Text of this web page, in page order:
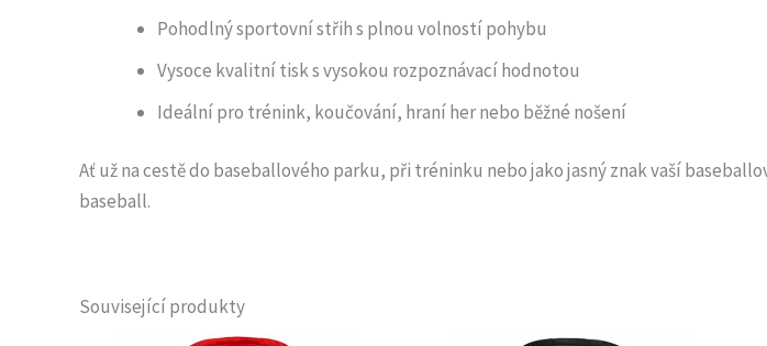
Pohodlný sportovní střih s plnou volností pohybu
Vysoce kvalitní tisk s vysokou rozpoznávací hodnotou
Ideální pro trénink, koučování, hraní her nebo běžné nošení
Ať už na cestě do baseballového parku, při tréninku nebo jako jasný znak vaší
baseball.
Související produkty